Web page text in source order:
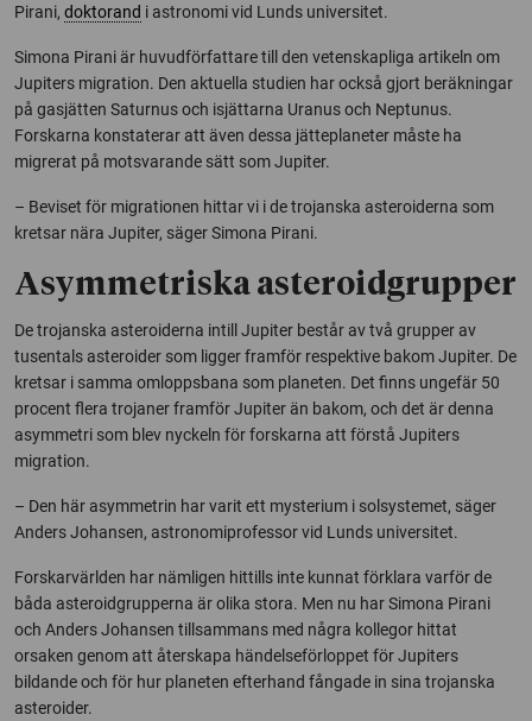
Pirani, doktorand i astronomi vid Lunds universitet.
Simona Pirani är huvudförfattare till den vetenskapliga artikeln om
Jupiters migration. Den aktuella studien har också gjort beräkningar
på gasjätten Saturnus och isjättarna Uranus och Neptunus.
Forskarna konstaterar att även dessa jätteplaneter måste ha
migrerat på motsvarande sätt som Jupiter.
– Beviset för migrationen hittar vi i de trojanska asteroiderna som
kretsar nära Jupiter, säger Simona Pirani.
Asymmetriska asteroidgrupper
De trojanska asteroiderna intill Jupiter består av två grupper av
tusentals asteroider som ligger framför respektive bakom Jupiter. De
kretsar i samma omloppsbana som planeten. Det finns ungefär 50
procent flera trojaner framför Jupiter än bakom, och det är denna
asymmetri som blev nyckeln för forskarna att förstå Jupiters
migration.
– Den här asymmetrin har varit ett mysterium i solsystemet, säger
Anders Johansen, astronomiprofessor vid Lunds universitet.
Forskarvärlden har nämligen hittills inte kunnat förklara varför de
båda asteroidgrupperna är olika stora. Men nu har Simona Pirani
och Anders Johansen tillsammans med några kollegor hittat
orsaken genom att återskapa händelseförloppet för Jupiters
bildande och för hur planeten efterhand fångade in sina trojanska
asteroider.